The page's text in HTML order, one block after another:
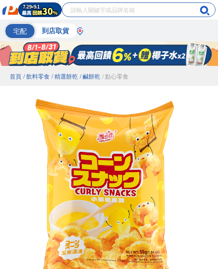
宅配 到店取貨
首頁 / 飲料零食 / 精選餅乾 / 鹹餅乾 / 點心零食